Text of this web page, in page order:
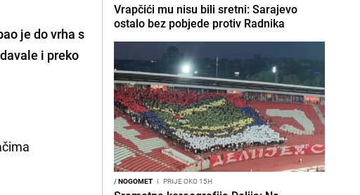
je do vrha s
i preko
Vrapčići mu nisu bili sretni: Sarajevo
ostalo bez pobjede protiv Radnika
/NOGOMET I PRIJE OKO 15H